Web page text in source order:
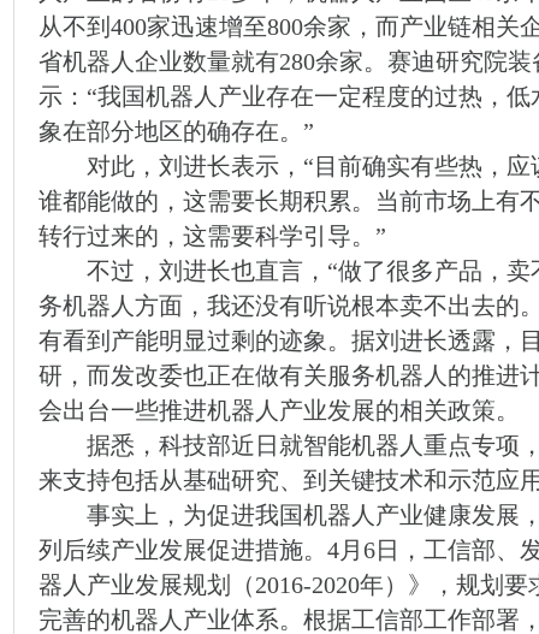
从不到400家迅速增至800余家，而产业链相关
省机器人企业数量就有280余家。赛迪研究院
示：“我国机器人产业存在一定程度的过热，
象在部分地区的确存在。”
对此，刘进长表示，“目前确实有些热，应
谁都能做的，这需要长期积累。当前市场上有
转行过来的，这需要科学引导。”
不过，刘进长也直言，“做了很多产品，卖
务机器人方面，我还没有听说根本卖不出去的
有看到产能明显过剩的迹象。据刘进长透露，
研，而发改委也正在做有关服务机器人的推进
会出台一些推进机器人产业发展的相关政策。
据悉，科技部近日就智能机器人重点专项
来支持包括从基础研究、到关键技术和示范应
事实上，为促进我国机器人产业健康发展
列后续产业发展促进措施。4月6日，工信部、
器人产业发展规划（2016-2020年）》，规划
完善的机器人产业体系。根据工信部工作部署